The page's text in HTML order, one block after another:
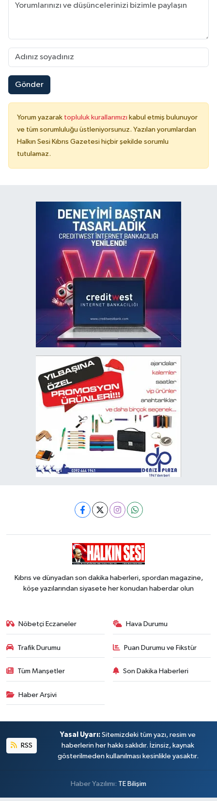
Gönder
Yorum yazarak topluluk kurallarımızı kabul etmiş bulunuyor
ve tüm sorumluluğu üstleniyorsunuz. Yazılan yorumlardan
Halkın Sesi Kıbrıs Gazetesi hiçbir şekilde sorumlu
tutulamaz.
Kıbrıs ve dünyadan son dakika haberleri, spordan magazine,
köşe yazılarından siyasete her konudan haberdar olun
Nöbetçi Eczaneler Hava Durumu
Trafik Durumu Puan Durumu ve Fikstür
Tüm Manşetler Son Dakika Haberleri
Haber Arşivi
RSS
Yasal Uyarı: Sitemizdeki tüm yazı, resim ve
haberlerin her hakkı saklıdır. İzinsiz, kaynak
gösterilmeden kullanılması kesinlikle yasaktır.
Haber Yazılımı: TE Bilişim